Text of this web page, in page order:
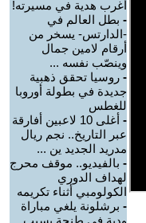
أغرب هدية في مسيرته!
- بطل العالم في
-الدارتس- يسخر من
أرقام لامين جمال
وينصّب نفسه ...
- روسيا تحقق ذهبية
جديدة في بطولة أوروبا
للغطس
-
أغلى 10 لاعبين أفارقة
عبر التاريخ.. نجم ريال
مدريد الجديد ين ...
- بالفيديو.. موقف محرج
لهداف الدوري
الكولومبي أثناء تكريمه
- برشلونة يلغي مباراة
ودية في طنجة بسبب